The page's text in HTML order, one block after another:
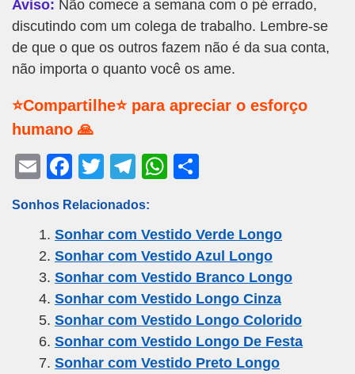
Aviso: Não comece a semana com o pé errado,
discutindo com um colega de trabalho. Lembre-se
de que o que os outros fazem não é da sua conta,
não importa o quanto você os ame.
⭐Compartilhe⭐ para apreciar o esforço
humano 🙏
E
ail
F
c
e
b
o
o
k
T
tt
er
T
e
gr
a
m
W
s
A
p
p
e
Sonhos Relacionados:
Sonhar com Vestido Verde Longo
Sonhar com Vestido Azul Longo
Sonhar com Vestido Branco Longo
Sonhar com Vestido Longo Cinza
Sonhar com Vestido Longo Colorido
Sonhar com Vestido Longo De Festa
Sonhar com Vestido Preto Longo